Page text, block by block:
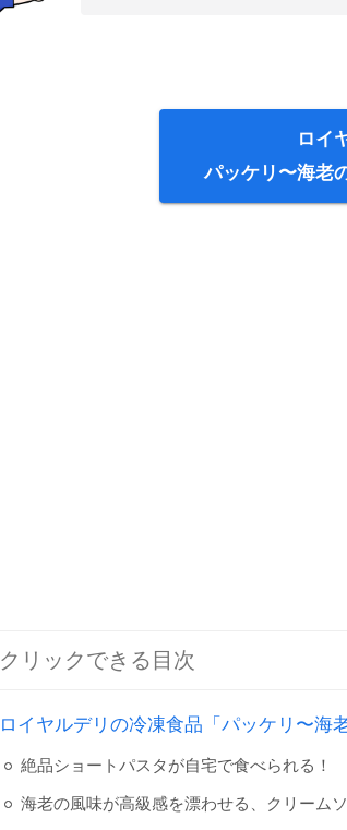
ロイ
パッケリ〜海老
クリックできる目次
ロイヤルデリの冷凍食品「パッケリ〜海
絶品ショートパスタが自宅で食べられる！
海老の風味が高級感を漂わせる、クリーム